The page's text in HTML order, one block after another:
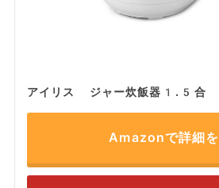
アイリス ジャー炊飯器1.5
Amazonで詳細